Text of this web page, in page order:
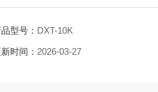
型号： DXT-10K
时间： 2026-03-27